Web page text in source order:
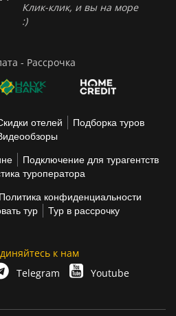
Клик-клик, и вы на море
:)
- Рассрочка
отелей
Подборка туров
Подключение для турагентств
туроператора
Политика конфиденциальности
тур
Тур в рассрочку
к нам
Telegram Youtube